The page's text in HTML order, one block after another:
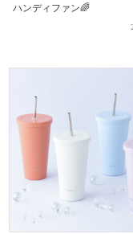
ハンディファン🌈